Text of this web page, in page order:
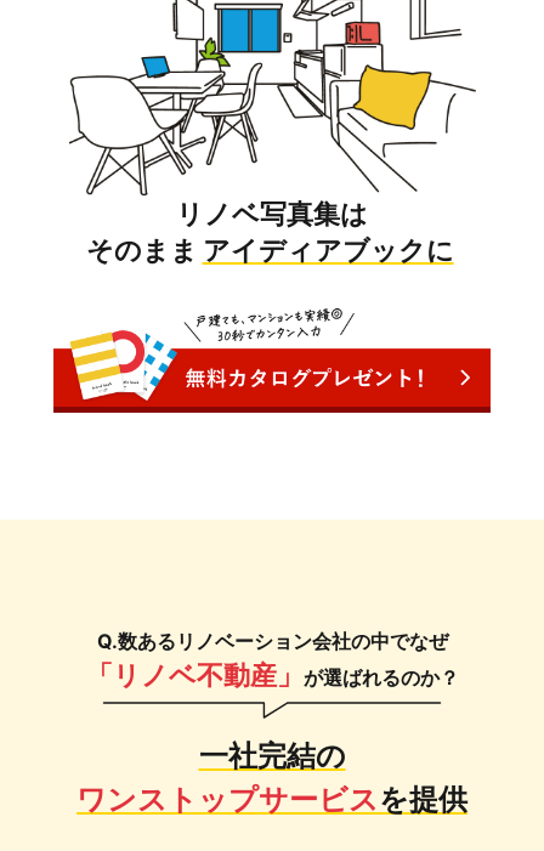
リノベ写真集は
そのまま アイディアブックに
Q.数あるリノベーション会社の中でなぜ
「リノベ不動産」 が選ばれるのか？
一社完結の
ワンストップサービスを提供